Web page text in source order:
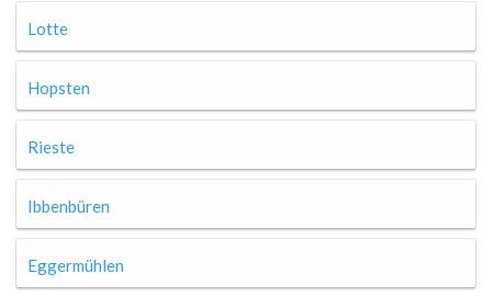
Lotte
Hopsten
Rieste
Ibbenbüren
Eggermühlen